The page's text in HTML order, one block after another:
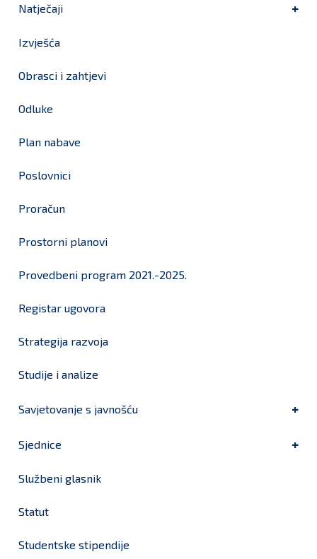
Natječaji
Izvješća
Obrasci i zahtjevi
Odluke
Plan nabave
Poslovnici
Proračun
Prostorni planovi
Provedbeni program 2021.-2025.
Registar ugovora
Strategija razvoja
Studije i analize
Savjetovanje s javnošću
Sjednice
Službeni glasnik
Statut
Studentske stipendije